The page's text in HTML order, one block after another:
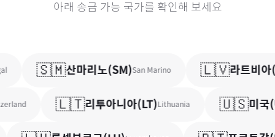
아래 송금 가능 국가를 확인해 보세요
🇸🇲산마리노(SM)San Marino 🇱🇻라트비아(
🇱🇹리투아니아(LT)Lithuania 🇺🇸미국(